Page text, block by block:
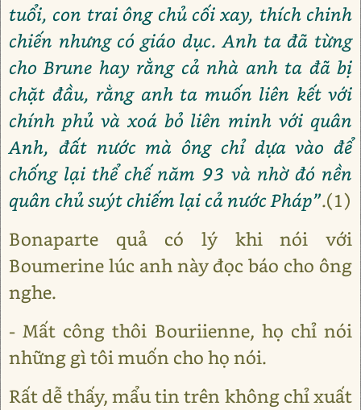
tuổi, con trai ông chủ cối xay, thích chinh
chiến nhưng có giáo dục. Anh ta đã từng
cho Brune hay rằng cả nhà anh ta đã bị
chặt đầu, rằng anh ta muốn liên kết với
chính phủ và xoá bỏ liên minh với quân
Anh, đất nước mà ông chỉ dựa vào để
chống lại thể chế năm 93 và nhờ đó nền
quân chủ suýt chiếm lại cả nước Pháp”.(1)
Bonaparte quả có lý khi nói với
Boumerine lúc anh này đọc báo cho ông
nghe.
- Mất công thôi Bouriienne, họ chỉ nói
những gì tôi muốn cho họ nói.
Rất dễ thấy, mẩu tin trên không chỉ xuất